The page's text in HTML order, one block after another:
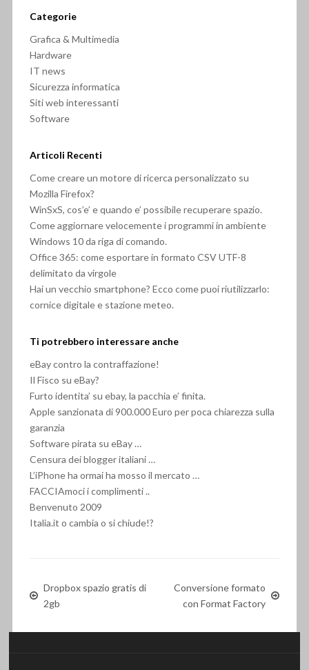
Categorie
Grafica & Multimedia
Hardware
IT news
Sicurezza informatica
Siti web interessanti
Software
Articoli Recenti
Come creare un motore di ricerca personalizzato su
Mozilla Firefox?
WinSxS, cos’e’ e quando e’ possibile recuperare spazio.
Come aggiornare velocemente i programmi in ambiente
Windows 10 da riga di comando.
Office 365: come esportare in formato CSV UTF-8
delimitato da virgole
Hai un vecchio smartphone? Ecco come puoi riutilizzarlo:
cornice digitale e stazione meteo.
Ti potrebbero interessare anche
eBay contro la contraffazione!
Il Fisco su eBay?
Furto identita’ su ebay, la pacchia e’ finita.
Apple sanzionata di 900.000 Euro per poca chiarezza sulla
garanzia
Software pirata su eBay …
Censura dei blogger italiani …
L’iPhone ha ormai ha mosso il mercato …
FACCIAmoci i complimenti ..
Benvenuto 2009
Italia.it o cambia o si chiude!?
Dropbox spazio gratis di
2gb
Conversione formato
con Format Factory